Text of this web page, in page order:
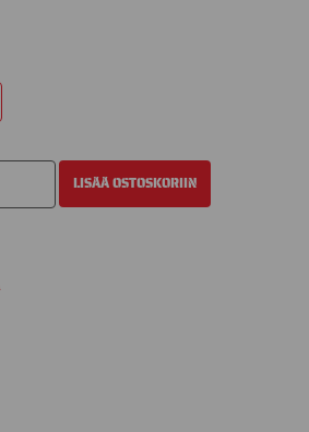
LISÄÄ OSTOSKORIIN